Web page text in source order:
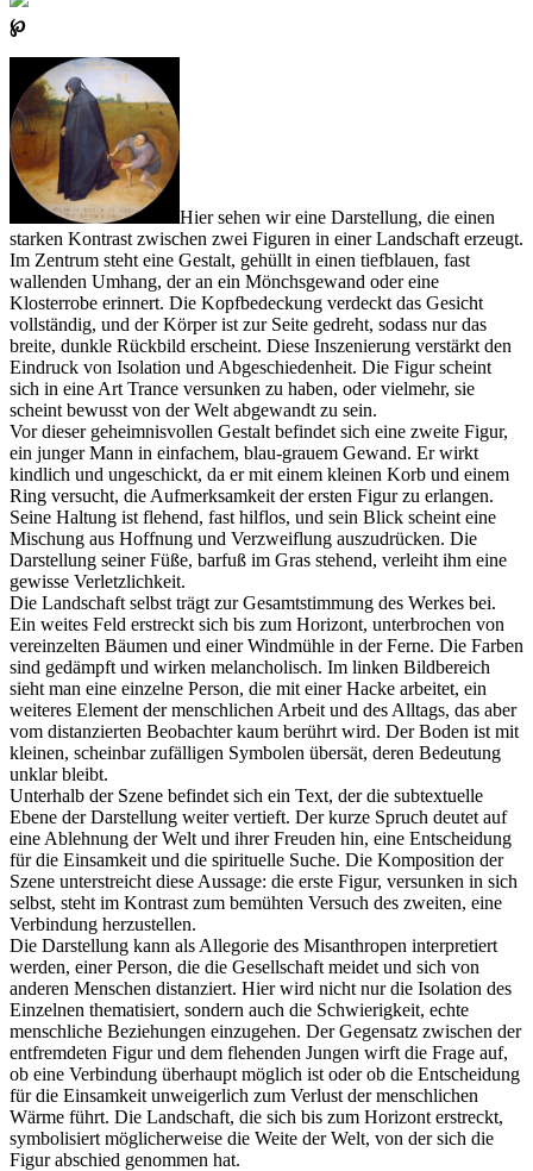
℘
Hier sehen wir eine Darstellung, die einen
starken Kontrast zwischen zwei Figuren in einer Landschaft erzeugt.
Im Zentrum steht eine Gestalt, gehüllt in einen tiefblauen, fast
wallenden Umhang, der an ein Mönchsgewand oder eine
Klosterrobe erinnert. Die Kopfbedeckung verdeckt das Gesicht
vollständig, und der Körper ist zur Seite gedreht, sodass nur das
breite, dunkle Rückbild erscheint. Diese Inszenierung verstärkt den
Eindruck von Isolation und Abgeschiedenheit. Die Figur scheint
sich in eine Art Trance versunken zu haben, oder vielmehr, sie
scheint bewusst von der Welt abgewandt zu sein.
Vor dieser geheimnisvollen Gestalt befindet sich eine zweite Figur,
ein junger Mann in einfachem, blau-grauem Gewand. Er wirkt
kindlich und ungeschickt, da er mit einem kleinen Korb und einem
Ring versucht, die Aufmerksamkeit der ersten Figur zu erlangen.
Seine Haltung ist flehend, fast hilflos, und sein Blick scheint eine
Mischung aus Hoffnung und Verzweiflung auszudrücken. Die
Darstellung seiner Füße, barfuß im Gras stehend, verleiht ihm eine
gewisse Verletzlichkeit.
Die Landschaft selbst trägt zur Gesamtstimmung des Werkes bei.
Ein weites Feld erstreckt sich bis zum Horizont, unterbrochen von
vereinzelten Bäumen und einer Windmühle in der Ferne. Die Farben
sind gedämpft und wirken melancholisch. Im linken Bildbereich
sieht man eine einzelne Person, die mit einer Hacke arbeitet, ein
weiteres Element der menschlichen Arbeit und des Alltags, das aber
vom distanzierten Beobachter kaum berührt wird. Der Boden ist mit
kleinen, scheinbar zufälligen Symbolen übersät, deren Bedeutung
unklar bleibt.
Unterhalb der Szene befindet sich ein Text, der die subtextuelle
Ebene der Darstellung weiter vertieft. Der kurze Spruch deutet auf
eine Ablehnung der Welt und ihrer Freuden hin, eine Entscheidung
für die Einsamkeit und die spirituelle Suche. Die Komposition der
Szene unterstreicht diese Aussage: die erste Figur, versunken in sich
selbst, steht im Kontrast zum bemühten Versuch des zweiten, eine
Verbindung herzustellen.
Die Darstellung kann als Allegorie des Misanthropen interpretiert
werden, einer Person, die die Gesellschaft meidet und sich von
anderen Menschen distanziert. Hier wird nicht nur die Isolation des
Einzelnen thematisiert, sondern auch die Schwierigkeit, echte
menschliche Beziehungen einzugehen. Der Gegensatz zwischen der
entfremdeten Figur und dem flehenden Jungen wirft die Frage auf,
ob eine Verbindung überhaupt möglich ist oder ob die Entscheidung
für die Einsamkeit unweigerlich zum Verlust der menschlichen
Wärme führt. Die Landschaft, die sich bis zum Horizont erstreckt,
symbolisiert möglicherweise die Weite der Welt, von der sich die
Figur abschied genommen hat.